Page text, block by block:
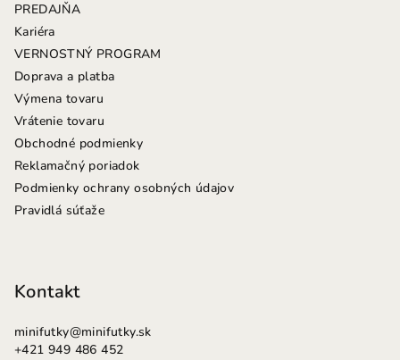
PREDAJŇA
Kariéra
VERNOSTNÝ PROGRAM
Doprava a platba
Výmena tovaru
Vrátenie tovaru
Obchodné podmienky
Reklamačný poriadok
Podmienky ochrany osobných údajov
Pravidlá súťaže
Kontakt
minifutky@minifutky.sk
+421 949 486 452